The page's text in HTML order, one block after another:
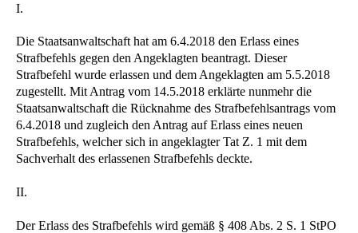
I.
Die Staatsanwaltschaft hat am 6.4.2018 den Erlass eines
Strafbefehls gegen den Angeklagten beantragt. Dieser
Strafbefehl wurde erlassen und dem Angeklagten am 5.5.2018
zugestellt. Mit Antrag vom 14.5.2018 erklärte nunmehr die
Staatsanwaltschaft die Rücknahme des Strafbefehlsantrags vom
6.4.2018 und zugleich den Antrag auf Erlass eines neuen
Strafbefehls, welcher sich in angeklagter Tat Z. 1 mit dem
Sachverhalt des erlassenen Strafbefehls deckte.
II.
Der Erlass des Strafbefehls wird gemäß § 408 Abs. 2 S. 1 StPO